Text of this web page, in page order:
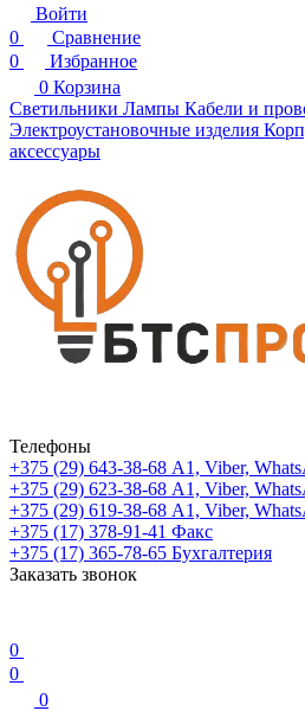
Войти
0
Сравнение
0
Избранное
0 Корзина
Светильники Лампы Кабели и
Электроустановочные изделия
аксессуары
Телефоны
+375 (29) 643-38-68 А1, Viber,
+375 (29) 623-38-68 А1, Viber,
+375 (29) 619-38-68 А1, Viber,
+375 (17) 378-91-41 Факс
+375 (17) 365-78-65 Бухгалтерия
Заказать звонок
0
0
0